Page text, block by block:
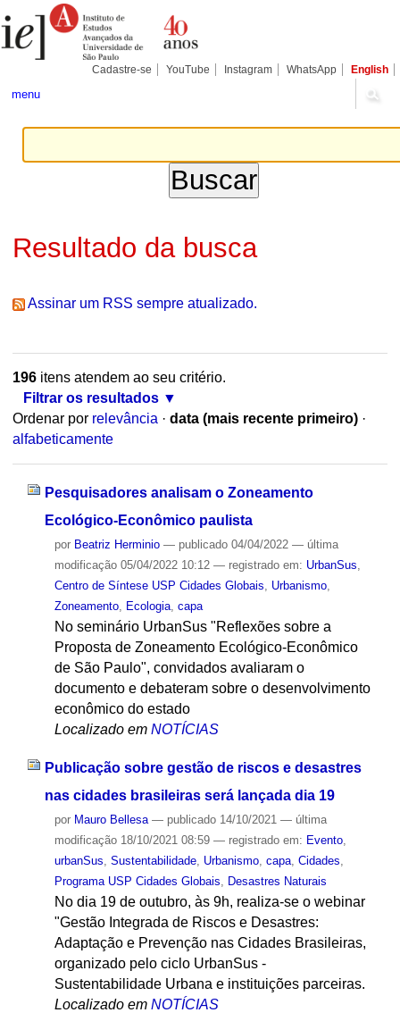
para
conteúdo.
Pessoais
Cadastre-se YouTube Instagram WhatsApp English
menu
Resultado da busca
Assinar um RSS sempre atualizado.
196itens atendem ao seu critério.
Filtrar os resultados
Ordenar por relevância · data (mais recente primeiro) ·
alfabeticamente
Pesquisadores analisam o Zoneamento
Ecológico-Econômico paulista
por Beatriz Herminio — publicado04/04/2022 — última
modificação05/04/2022 10:12 — registrado em: UrbanSus
Centro de Síntese USP Cidades Globais
Urbanismo,
Zoneamento, Ecologia, capa
No seminário UrbanSus "Reflexões sobre a
Proposta de Zoneamento Ecológico-Econômico
de São Paulo", convidados avaliaram o
documento e debateram sobre o desenvolvimento
econômico do estado
Localizado em NOTÍCIAS
Publicação sobre gestão de riscos e desastres
nas cidades brasileiras será lançada dia 19
por Mauro Bellesa — publicado14/10/2021 — última
modificação18/10/2021 08:59 — registrado em: Evento,
urbanSus Sustentabilidade, Urbanismo, capa, Cidades
Programa USP Cidades Globais
Desastres Naturais
No dia 19 de outubro, às 9h, realiza-se o webinar
"Gestão Integrada de Riscos e Desastres:
Adaptação e Prevenção nas Cidades Brasileiras,
organizado pelo ciclo UrbanSus -
Sustentabilidade Urbana e instituições parceiras.
Localizado em NOTÍCIAS